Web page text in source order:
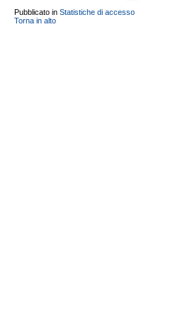
Pubblicato in Statistiche di accesso
Torna in alto